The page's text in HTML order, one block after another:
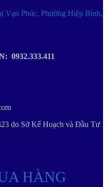
Vạn Phúc, Phường Hiệp Bình,
0932.333.411
do Sở Kế Hoạch và Đầu Tư
HÀNG